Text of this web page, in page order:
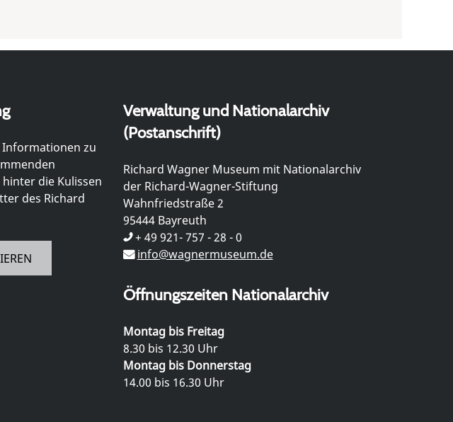
zu
die Kulissen
des Richard
Verwaltung und Nationalarchiv
(Postanschrift)
Richard Wagner Museum mit Nationalarchiv
der Richard-Wagner-Stiftung
Wahnfriedstraße 2
95444 Bayreuth
+ 49 921- 757 - 28 - 0
info@wagnermuseum.de
Öffnungszeiten Nationalarchiv
Montag bis Freitag
8.30 bis 12.30 Uhr
Montag bis Donnerstag
14.00 bis 16.30 Uhr